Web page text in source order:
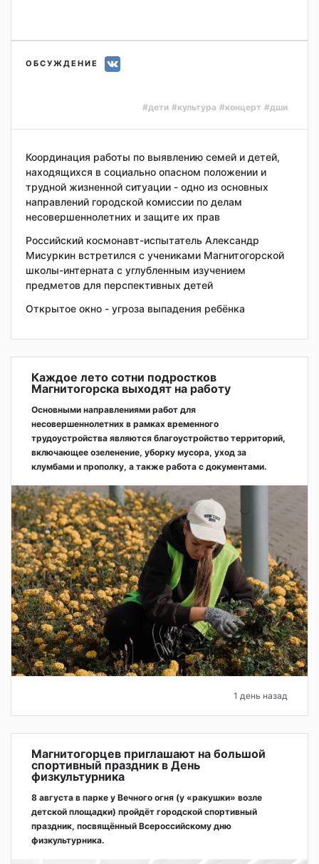
ОБСУЖДЕНИЕ
#дети #культура #концерт #дши
Координация работы по выявлению семей и детей,
находящихся в социально опасном положении и
трудной жизненной ситуации - одно из основных
направлений городской комиссии по делам
несовершеннолетних и защите их прав
Российский космонавт-испытатель Александр
Мисуркин встретился с учениками Магнитогорской
школы-интерната с углубленным изучением
предметов для перспективных детей
Открытое окно - угроза выпадения ребёнка
Каждое лето сотни подростков
Магнитогорска выходят на работу
Основными направлениями работ для
несовершеннолетних в рамках временного
трудоустройства являются благоустройство территорий,
включающее озеленение, уборку мусора, уход за
клумбами и прополку, а также работа с документами.
1 день назад
Магнитогорцев приглашают на большой
спортивный праздник в День
физкультурника
8 августа в парке у Вечного огня (у «ракушки» возле
детской площадки) пройдёт городской спортивный
праздник, посвящённый Всероссийскому дню
физкультурника.